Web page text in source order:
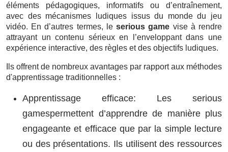
éléments pédagogiques, informatifs ou d’entraînement,
avec des mécanismes ludiques issus du monde du jeu
vidéo. En d’autres termes, leserious game vise à rendre
attrayant un contenu sérieux en l’enveloppant dans une
expérience interactive, des règles et des objectifs ludiques.
Ils offrent de nombreux avantages par rapport aux méthodes
d'apprentissage traditionnelles :
Apprentissage efficace: Les serious
gamespermettent d’apprendre de manière plus
engageante et efficace que par la simple lecture
ou des présentations. Ils utilisent des ressources